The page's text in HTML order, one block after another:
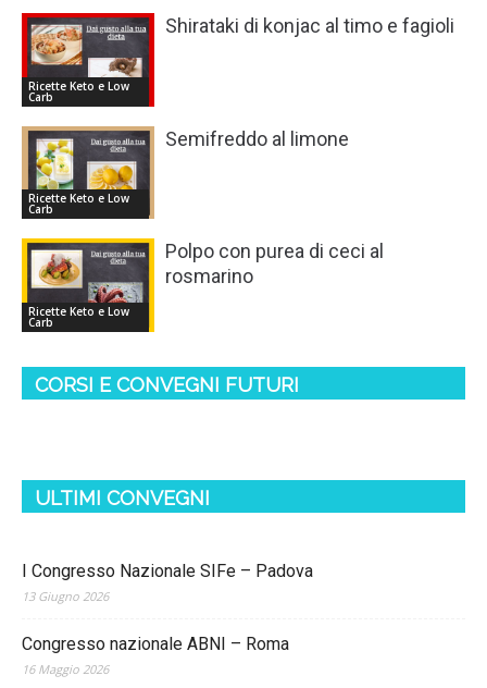
Ricette Keto e Low
Carb
Shirataki di konjac al timo e fagioli
Ricette Keto e Low
Carb
Semifreddo al limone
Ricette Keto e Low
Carb
Polpo con purea di ceci al
rosmarino
CORSI E CONVEGNI FUTURI
ULTIMI CONVEGNI
I Congresso Nazionale SIFe – Padova
13 Giugno 2026
Congresso nazionale ABNI – Roma
16 Maggio 2026